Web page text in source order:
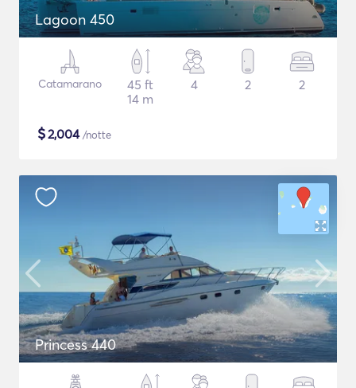
Lagoon 450
Catamarano
45 ft
14 m
4 2 2
$2,004/notte
Princess 440